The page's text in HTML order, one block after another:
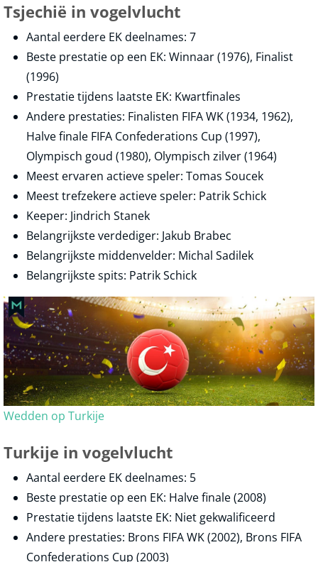
Tsjechië in vogelvlucht
Aantal eerdere EK deelnames: 7
Beste prestatie op een EK: Winnaar (1976), Finalist
(1996)
Prestatie tijdens laatste EK: Kwartfinales
Andere prestaties: Finalisten FIFA WK (1934, 1962),
Halve finale FIFA Confederations Cup (1997),
Olympisch goud (1980), Olympisch zilver (1964)
Meest ervaren actieve speler: Tomas Soucek
Meest trefzekere actieve speler: Patrik Schick
Keeper: Jindrich Stanek
Belangrijkste verdediger: Jakub Brabec
Belangrijkste middenvelder: Michal Sadilek
Belangrijkste spits: Patrik Schick
Wedden op Turkije
Turkije in vogelvlucht
Aantal eerdere EK deelnames: 5
Beste prestatie op een EK: Halve finale (2008)
Prestatie tijdens laatste EK: Niet gekwalificeerd
Andere prestaties: Brons FIFA WK (2002), Brons FIFA
Confederations Cup (2003)